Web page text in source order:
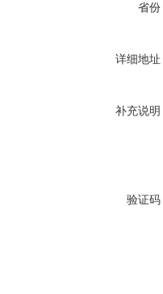
省份
详细地址
补充说明
验证码